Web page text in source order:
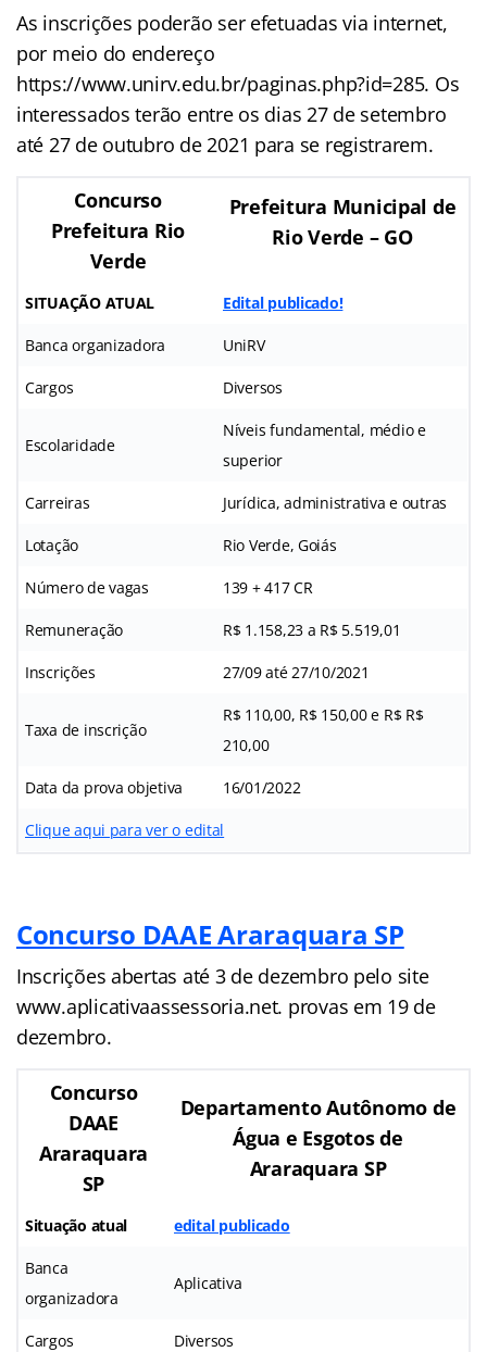
As inscrições poderão ser efetuadas via internet,
por meio do endereço
https://www.unirv.edu.br/paginas.php?id=285. Os
interessados terão entre os dias 27 de setembro
até 27 de outubro de 2021 para se registrarem.
Concurso
Prefeitura Rio
Verde
Prefeitura Municipal de
Rio Verde – GO
SITUAÇÃO ATUAL Edital publicado!
Banca organizadora UniRV
Cargos Diversos
Escolaridade
Níveis fundamental, médio e
superior
Carreiras Jurídica, administrativa e outras
Lotação Rio Verde, Goiás
Número de vagas 139 + 417 CR
Remuneração R$ 1.158,23 a R$ 5.519,01
Inscrições 27/09 até 27/10/2021
Taxa de inscrição
R$ 110,00, R$ 150,00 e R$ R$
210,00
Data da prova objetiva 16/01/2022
Clique aqui para ver o edital
Concurso DAAE Araraquara SP
Inscrições abertas até 3 de dezembro pelo site
www.aplicativaassessoria.net. provas em 19 de
dezembro.
Concurso
DAAE
Araraquara
SP
Departamento Autônomo de
Água e Esgotos de
Araraquara SP
Situação atual edital publicado
Banca
organizadora
Aplicativa
Cargos Diversos